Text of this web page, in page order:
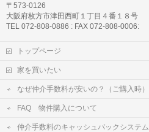
〒573-0126
大阪府枚方市津田西町１丁目４番１８号
TEL 072-808-0886 : FAX 072-808-0006:
トップページ
家を買いたい
なぜ仲介手数料が安いの？（ご購入時）
FAQ 物件購入について
仲介手数料のキャッシュバックシステム